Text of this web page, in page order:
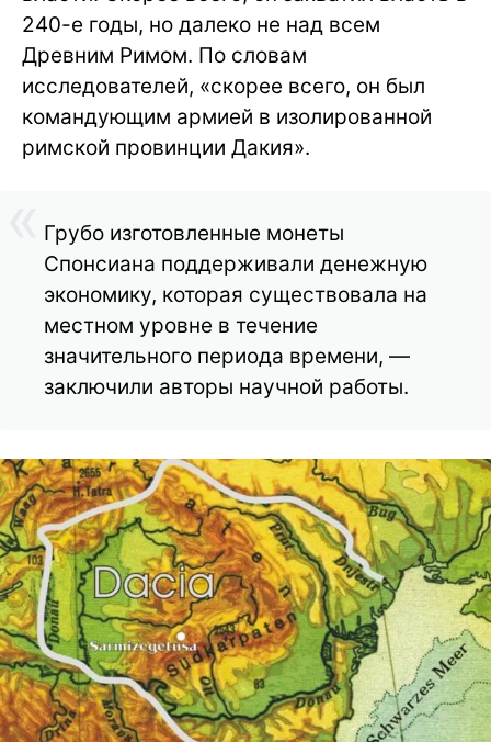
240-е годы, но далеко не над всем
Древним Римом. По словам
исследователей, «скорее всего, он был
командующим армией в изолированной
римской провинции Дакия».
Грубо изготовленные монеты
Спонсиана поддерживали денежную
экономику, которая существовала на
местном уровне в течение
значительного периода времени, —
заключили авторы научной работы.